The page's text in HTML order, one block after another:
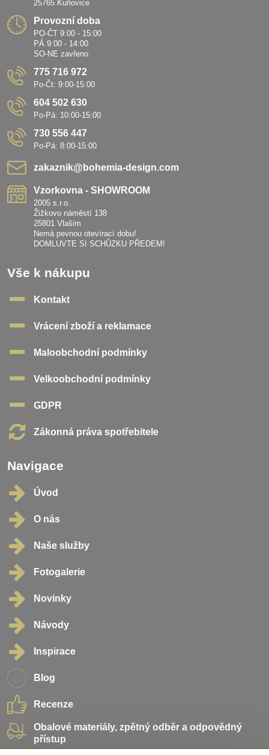
25765 Kuňovice
Provozní doba
PO-ČT 9:00 - 15:00
PÁ 9:00 - 14:00
SO-NE zavřeno
775 716 972
Po-Čt: 9:00-15:00
604 502 630
Po-Pá: 10:00-15:00
730 556 447
Po-Pá: 8:00-15:00
zakaznik​@bohemia-design​.com
Vzorkovna - SHOWROOM
2005 s.r.o.
Žižkovo náměstí 138
25801 Vlašim
Nemá pevnou otevírací dobu!
DOMLUVTE SI SCHŮZKU PŘEDEM!
Vše k nákupu
Kontakt
Vrácení zboží a reklamace
Maloobchodní podmínky
Velkoobchodní podmínky
GDPR
Zákonná práva spotřebitele
Navigace
Úvod
O nás
Naše služby
Fotogalerie
Novinky
Návody
Inspirace
Blog
Recenze
Obalové materiály, zpětný odběr a odpovědný
přístup